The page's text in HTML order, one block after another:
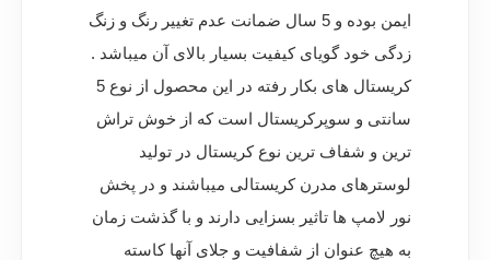
ایمن بوده و 5 سال ضمانت عدم تغییر رنگ و زنگ
زدگی خود گویای کیفیت بسیار بالای آن میباشد .
کریستال های بکار رفته در این محصول از نوع 5
سانتی و سوپرکریستال است که از خوش تراش
ترین و شفاف ترین نوع کریستال در تولید
لوسترهای مدرن کریستالی میباشند و در پخش
نور لامپ ها تاثیر بسزایی دارند و با گذشت زمان
به هیچ عنوان از شفافیت و جلای آنها کاسته